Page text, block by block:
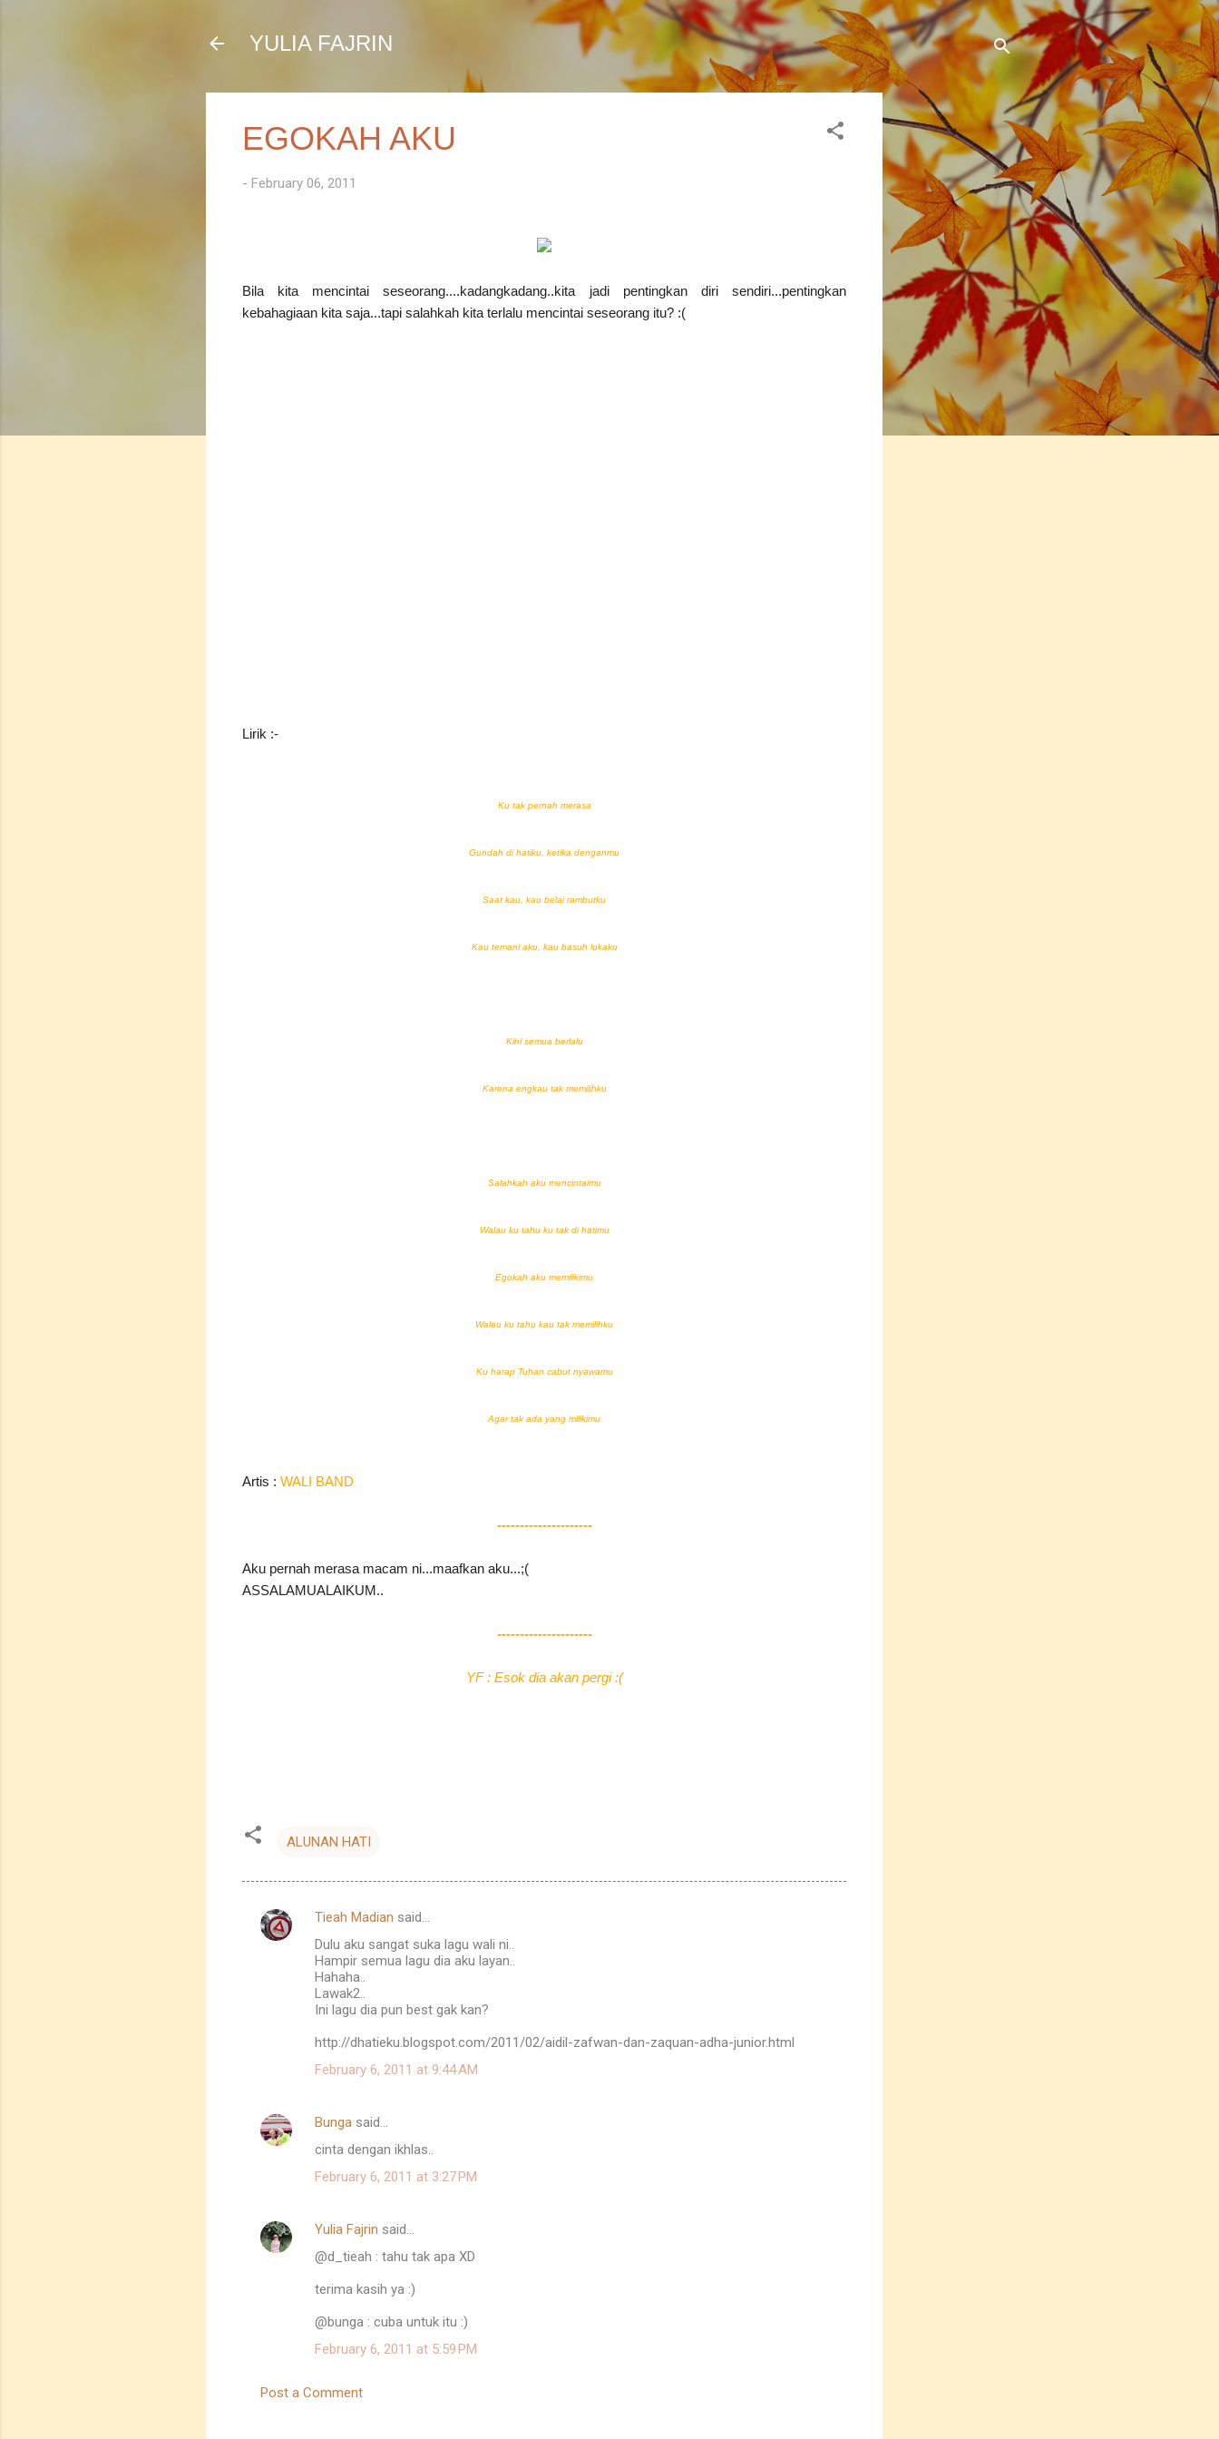
Skip to main content
YULIA FAJRIN
EGOKAH AKU
- February 06, 2011
Bila kita mencintai seseorang....kadangkadang..kita jadi pentingkan diri sendiri...pentingkan
kebahagiaan kita saja...tapi salahkah kita terlalu mencintai seseorang itu? :(
Lirik :-
Ku tak pernah merasa
Gundah di hatiku, ketika denganmu
Saat kau, kau belai rambutku
Kau temani aku, kau basuh lukaku
Kini semua berlalu
Karena engkau tak memilihku
Salahkah aku mencintaimu
Walau ku tahu ku tak di hatimu
Egokah aku memilikimu
Walau ku tahu kau tak memilihku
Ku harap Tuhan cabut nyawamu
Agar tak ada yang milikimu
Artis : WALI BAND
---------------------
Aku pernah merasa macam ni...maafkan aku...;(
ASSALAMUALAIKUM..
---------------------
YF : Esok dia akan pergi :(
ALUNAN HATI
C
Tieah Madian said…
Dulu aku sangat suka lagu wali ni..
Hampir semua lagu dia aku layan..
Hahaha..
Lawak2..
Ini lagu dia pun best gak kan?
http://dhatieku.blogspot.com/2011/02/aidil-zafwan-dan-zaquan-adha-junior.html
February 6, 2011 at 9:44 AM
Bunga said…
cinta dengan ikhlas..
February 6, 2011 at 3:27 PM
Yulia Fajrin said…
@d_tieah : tahu tak apa XD
terima kasih ya :)
@bunga : cuba untuk itu :)
February 6, 2011 at 5:59 PM
Post a Comment